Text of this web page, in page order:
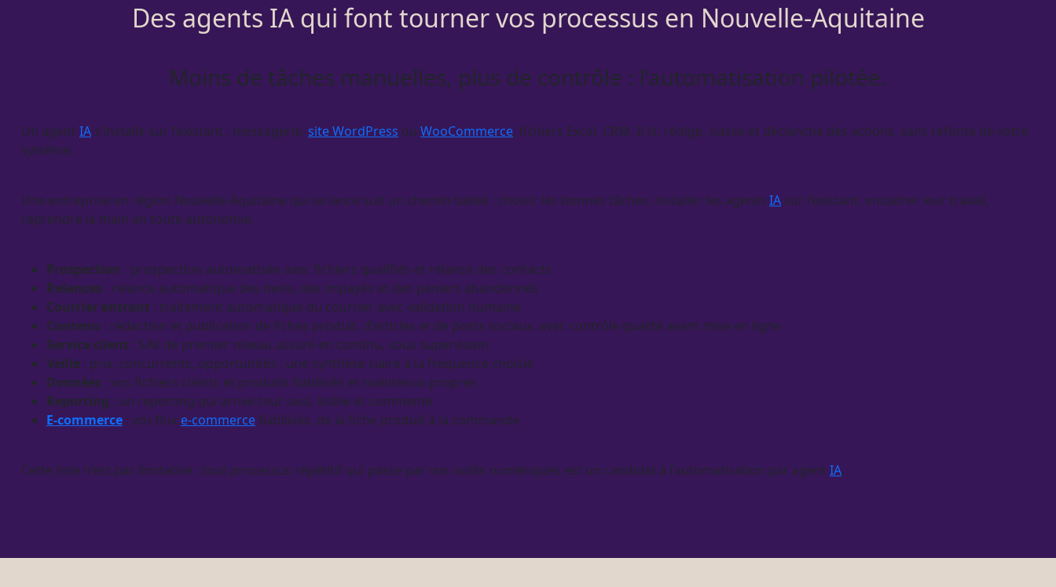
Des agents IA qui font tourner vos processus en Nouvelle-Aquitaine
Moins de tâches manuelles, plus de contrôle : l’automatisation pilotée.
Un agent IA s’installe sur l’existant : messagerie, site WordPress ou WooCommerce, fichiers Excel, CRM. Il lit, rédige, classe et déclenche des actions, sans refonte de votre
système.
Une entreprise en région Nouvelle-Aquitaine qui se lance suit un chemin balisé : choisir les bonnes tâches, installer les agents IA sur l’existant, encadrer leur travail,
reprendre la main en toute autonomie.
Prospection : prospection automatisée avec fichiers qualifiés et relance des contacts
Relances : relance automatique des devis, des impayés et des paniers abandonnés
Courrier entrant : traitement automatique du courrier avec validation humaine
Contenu : rédaction et publication de fiches produit, d’articles et de posts sociaux, avec contrôle qualité avant mise en ligne
Service client : SAV de premier niveau assuré en continu, sous supervision
Veille : prix, concurrents, opportunités : une synthèse claire à la fréquence choisie
Données : vos fichiers clients et produits fiabilisés et maintenus propres
Reporting : un reporting qui arrive tout seul, lisible et commenté
E-commerce : vos flux e-commerce fiabilisés, de la fiche produit à la commande
Cette liste n’est pas limitative : tout processus répétitif qui passe par vos outils numériques est un candidat à l’automatisation par agent IA.